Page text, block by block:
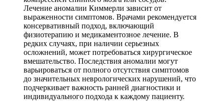
Лечение аномалии Киммерли зависит от
выраженности симптомов. Врачами рекомендуется
консервативный подход, включающий
физиотерапию и медикаментозное лечение. В
редких случаях, при наличии серьезных
осложнений, может потребоваться хирургическое
вмешательство. Последствия аномалии могут
варьироваться от полного отсутствия симптомов
до значительных неврологических нарушений, что
подчеркивает важность ранней диагностики и
индивидуального подхода к каждому пациенту.